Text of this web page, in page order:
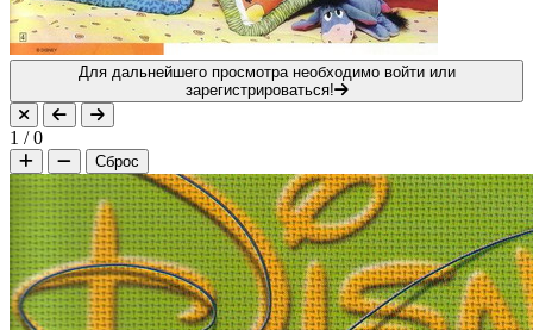
Для дальнейшего просмотра необходимо войти или
зарегистрироваться!
1 /0
Сброс